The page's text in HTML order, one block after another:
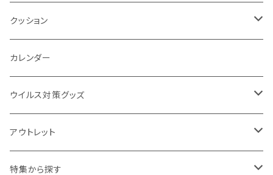
トレイ
パットカバー、ブックカバー
IDケース、パスケース、コインケース
デスク周辺
ランタン
非常食
アクセサリー・スマホケース
タッチペン
USBケーブル・ハブ
イヤホン・ヘッドフォン
マウスパッド
手持ちミラー
ビューティー雑貨
キーホルダー
時計
ネックウォーマー
マフラー・ストール
F.O.B COOP
クッション
折りたたみクッション
カレンダー
ウイルス対策グッズ
除菌グッズ
パーテーション
アウトレット
アウトレット
特集から探す